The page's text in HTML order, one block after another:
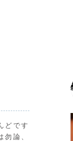
どです
論、